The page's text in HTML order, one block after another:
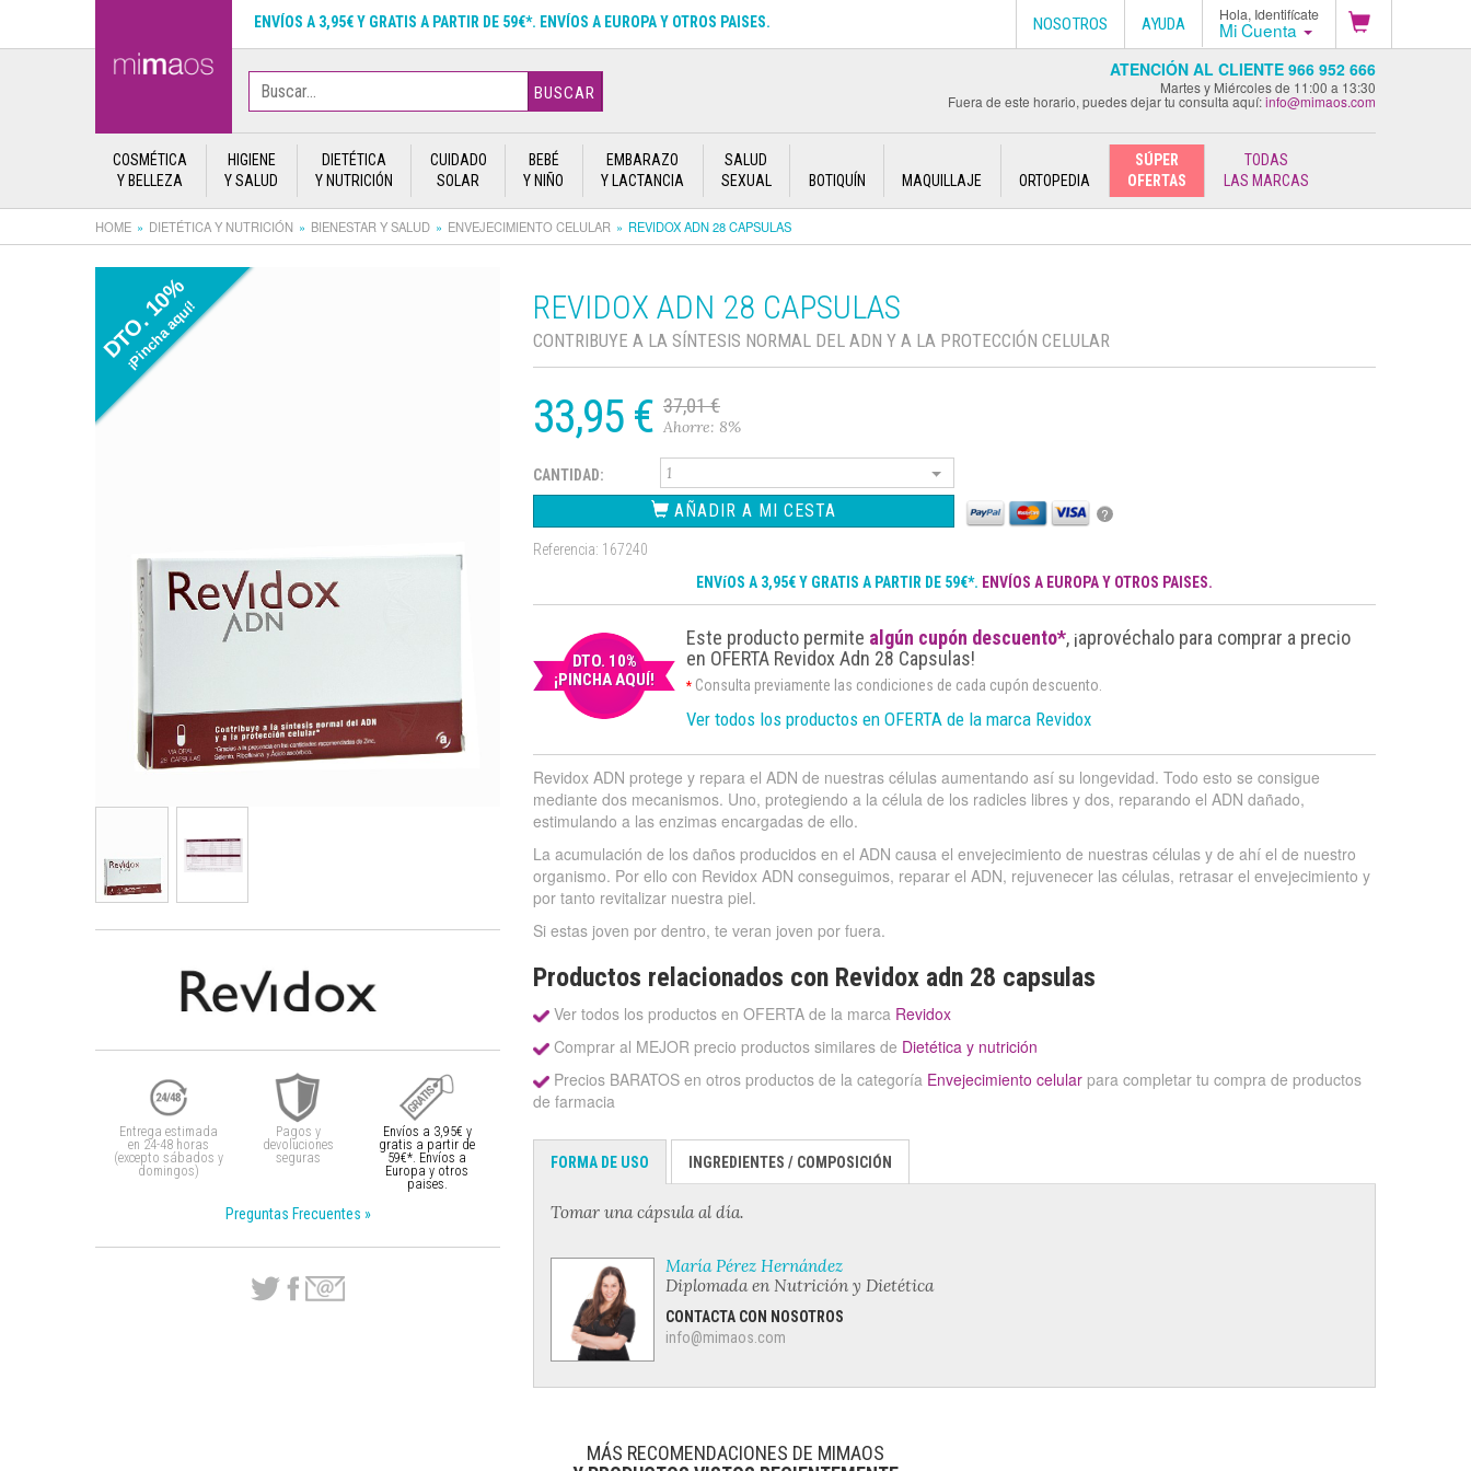
ENVÍOS A 3,95€ Y GRATIS A PARTIR DE 59€*. ENVÍOS A EUROPA Y OTROS PAISES. Hola, Identifícate
Mi Cuenta
AYUDA
NOSOTROS
BUSCAR
ATENCIÓN AL CLIENTE 966 952 666
Martes y Miércoles de 11:00 a 13:30
Fuera de este horario, puedes dejar tu consulta aquí:info@mimaos.com
COSMÉTICA
Y BELLEZA
HIGIENE
Y SALUD
DIETÉTICA
Y NUTRICIÓN
CUIDADO
SOLAR
BEBÉ
Y NIÑO
EMBARAZO
Y LACTANCIA
SALUD
SEXUAL
BOTIQUÍN MAQUILLAJE ORTOPEDIA
SÚPER
OFERTAS
TODAS
LAS MARCAS
HOME DIETÉTICA Y NUTRICIÓN BIENESTAR Y SALUD ENVEJECIMIENTO CELULAR REVIDOX ADN 28 CAPSULAS
DTO. 10%
¡Pincha aquí!
Entrega estimada
en 24-48 horas
(excepto sábados y
domingos)
Pagos y
devoluciones
seguras
Envíos a 3,95€ y
gratis a partir de
59€*. Envíos a
Europa y otros
paises.
Preguntas Frecuentes »
REVIDOX ADN 28 CAPSULAS
CONTRIBUYE A LA SÍNTESIS NORMAL DEL ADN Y A LA PROTECCIÓN CELULAR
33,95 € 37,01 €
Ahorre: 8%
CANTIDAD:
AÑADIR A MI CESTA ?
Referencia: 167240
ENVíOS A 3,95€ Y GRATIS A PARTIR DE 59€*. ENVÍOS A EUROPA Y OTROS PAISES.
DTO. 10%
¡PINCHA AQUÍ!
Este producto permite algún cupón descuento*, ¡aprovéchalo para comprar a precio
en OFERTA Revidox Adn 28 Capsulas!
* Consulta previamente las condiciones de cada cupón descuento.
Ver todos los productos en OFERTA de la marca Revidox
Revidox ADN protege y repara el ADN de nuestras células aumentando así su longevidad. Todo esto se consigue
mediante dos mecanismos. Uno, protegiendo a la célula de los radicles libres y dos, reparando el ADN dañado,
estimulando a las enzimas encargadas de ello.
La acumulación de los daños producidos en el ADN causa el envejecimiento de nuestras células y de ahí el de nuestro
organismo. Por ello con Revidox ADN conseguimos, reparar el ADN, rejuvenecer las células, retrasar el envejecimiento y
por tanto revitalizar nuestra piel.
Si estas joven por dentro, te veran joven por fuera.
Productos relacionados con Revidox adn 28 capsulas
Ver todos los productos en OFERTA de la marca Revidox
Comprar al MEJOR precio productos similares de Dietética y nutrición
Precios BARATOS en otros productos de la categoría Envejecimiento celular para completar tu compra de productos
de farmacia
FORMA DE USO INGREDIENTES / COMPOSICIÓN
Tomar una cápsula al día.
María Pérez Hernández
Diplomada en Nutrición y Dietética
CONTACTA CON NOSOTROS
info@mimaos.com
MÁS RECOMENDACIONES DE MIMAOS